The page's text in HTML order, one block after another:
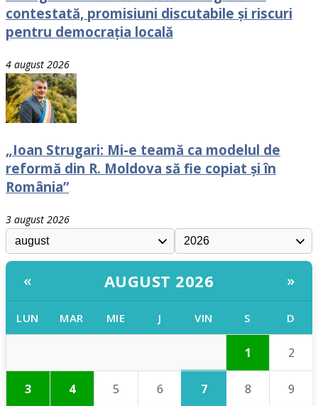
contestată, promisiuni discutabile și riscuri
pentru democrația locală
4 august 2026
„Ioan Strugari: Mi-e teamă ca modelul de
reformă din R. Moldova să fie copiat și în
România”
3 august 2026
« AUGUST 2026 »
LUN MAR MIE J VIN S D
1 2
3 4 5 6 7 8 9